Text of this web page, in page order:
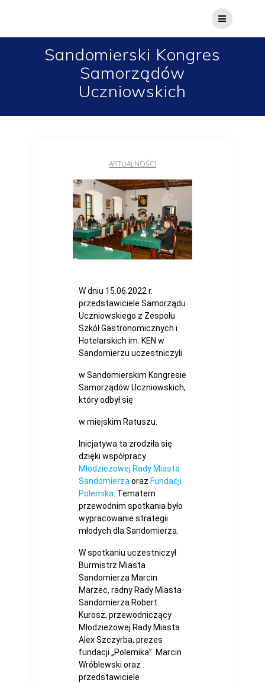
Sandomierski Kongres
Samorządów
Uczniowskich
AKTUALNOŚCI
W dniu 15.06.2022 r.
przedstawiciele Samorządu
Uczniowskiego z Zespołu
Szkół Gastronomicznych i
Hotelarskich im. KEN w
Sandomierzu uczestniczyli
w Sandomierskim Kongresie
Samorządów Uczniowskich,
który odbył się
w miejskim Ratuszu.
Inicjatywa ta zrodziła się
dzięki współpracy
Młodzieżowej Rady Miasta
Sandomierza oraz Fundacji
Polemika . Tematem
przewodnim spotkania było
wypracowanie strategii
młodych dla Sandomierza.
W spotkaniu uczestniczył
Burmistrz Miasta
Sandomierza Marcin
Marzec, radny Rady Miasta
Sandomierza Robert
Kurosz, przewodniczący
Młodzieżowej Rady Miasta
Alex Szczyrba, prezes
fundacji „Polemika” Marcin
Wróblewski oraz
przedstawiciele